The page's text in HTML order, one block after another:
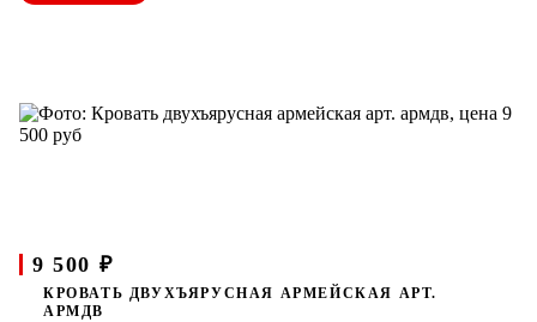
9 500 ₽
КРОВАТЬ ДВУХЪЯРУСНАЯ АРМЕЙСКАЯ АРТ.
АРМДВ